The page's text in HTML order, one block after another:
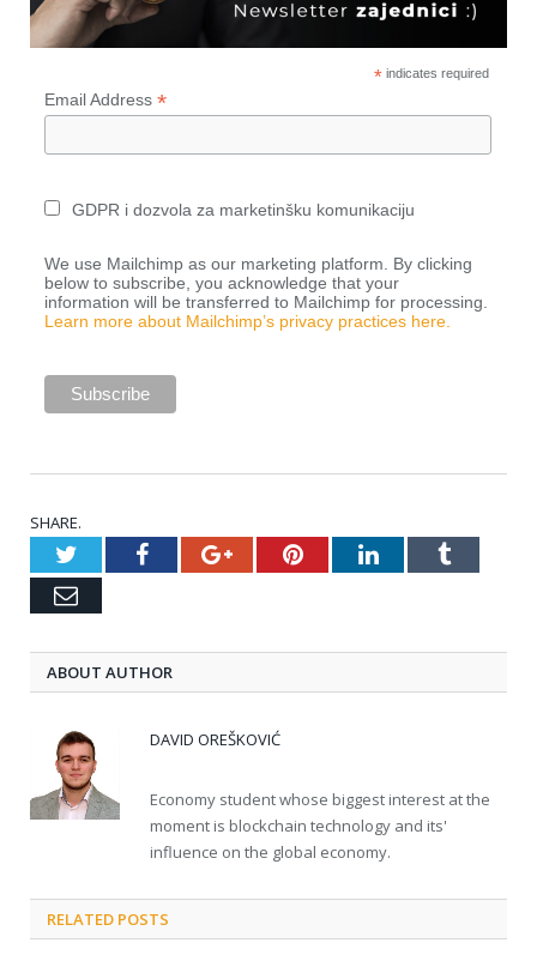
*indicates required
Email Address *
GDPR i dozvola za marketinšku komunikaciju
We use Mailchimp as our marketing platform. By clicking
below to subscribe, you acknowledge that your
information will be transferred to Mailchimp for processing.
Learn more about Mailchimp’s privacy practices here.
SHARE.
TwitterFacebookGoogle+PinterestLinkedInTumblr
Email
ABOUT AUTHOR
DAVID OREŠKOVIĆ
Economy student whose biggest interest at the
moment is blockchain technology and its'
influence on the global economy.
RELATED POSTS